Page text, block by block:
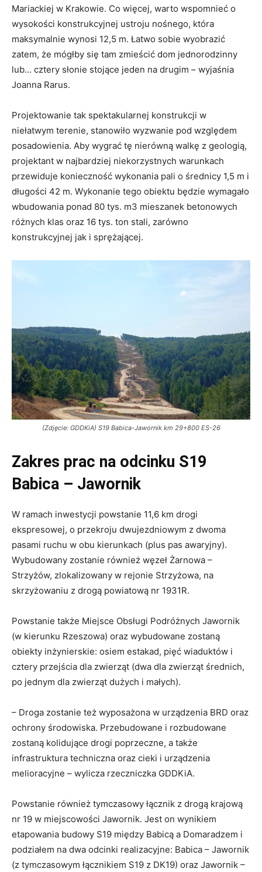
Mariackiej w Krakowie. Co więcej, warto wspomnieć o
wysokości konstrukcyjnej ustroju nośnego, która
maksymalnie wynosi 12,5 m. Łatwo sobie wyobrazić
zatem, że mógłby się tam zmieścić dom jednorodzinny
lub… cztery słonie stojące jeden na drugim – wyjaśnia
Joanna Rarus.
Projektowanie tak spektakularnej konstrukcji w
niełatwym terenie, stanowiło wyzwanie pod względem
posadowienia. Aby wygrać tę nierówną walkę z geologią,
projektant w najbardziej niekorzystnych warunkach
przewiduje konieczność wykonania pali o średnicy 1,5 m i
długości 42 m. Wykonanie tego obiektu będzie wymagało
wbudowania ponad 80 tys. m3 mieszanek betonowych
różnych klas oraz 16 tys. ton stali, zarówno
konstrukcyjnej jak i sprężającej.
(Zdjęcie: GDDKiA) S19 Babica-Jawornik km 29+800 ES-26
Zakres prac na odcinku S19
Babica – Jawornik
W ramach inwestycji powstanie 11,6 km drogi
ekspresowej, o przekroju dwujezdniowym z dwoma
pasami ruchu w obu kierunkach (plus pas awaryjny).
Wybudowany zostanie również węzeł Żarnowa –
Strzyżów, zlokalizowany w rejonie Strzyżowa, na
skrzyżowaniu z drogą powiatową nr 1931R.
Powstanie także Miejsce Obsługi Podróżnych Jawornik
(w kierunku Rzeszowa) oraz wybudowane zostaną
obiekty inżynierskie: osiem estakad, pięć wiaduktów i
cztery przejścia dla zwierząt (dwa dla zwierząt średnich,
po jednym dla zwierząt dużych i małych).
– Droga zostanie też wyposażona w urządzenia BRD oraz
ochrony środowiska. Przebudowane i rozbudowane
zostaną kolidujące drogi poprzeczne, a także
infrastruktura techniczna oraz cieki i urządzenia
melioracyjne – wylicza rzeczniczka GDDKiA.
Powstanie również tymczasowy łącznik z drogą krajową
nr 19 w miejscowości Jawornik. Jest on wynikiem
etapowania budowy S19 między Babicą a Domaradzem i
podziałem na dwa odcinki realizacyjne: Babica – Jawornik
(z tymczasowym łącznikiem S19 z DK19) oraz Jawornik –